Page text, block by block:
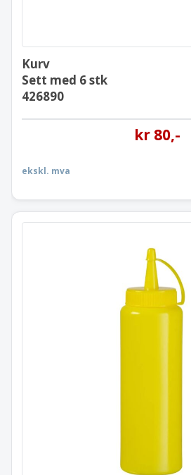
Kurv
Sett med 6 stk
426890
kr 80,-
ekskl. mva